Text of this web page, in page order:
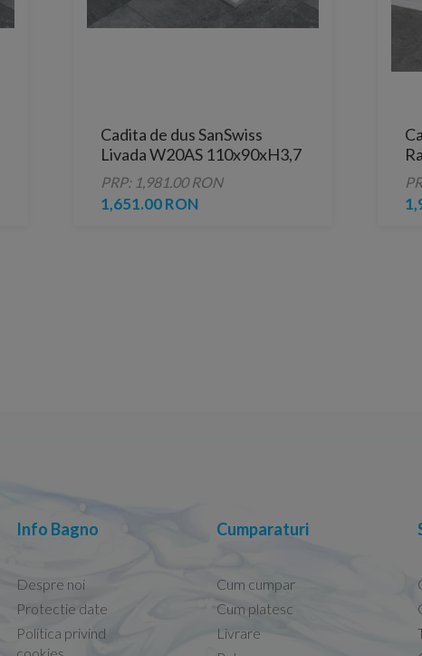
Cadita de dus SanSwiss
Livada W20AS 110x90xH3,7
cm marmura sintetica alba
PRP: 1,981.00 RON
1,651.00 RON
Info Bagno
Despre noi
Protectie date
Politica privind
Cumparaturi
Cum cumpar
Cum platesc
Livrare